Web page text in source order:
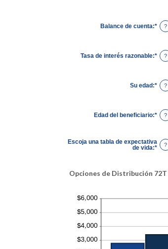
Balance de cuenta:*
un
y
?
Tasa de interés razonable:*
un
0%
y
?
Su edad:*
un
20
y
60
?
Edad del beneficiario:*
un
y
115
?
Escoja una tabla de expectativa
de vida:* ?
Opciones de Distribución